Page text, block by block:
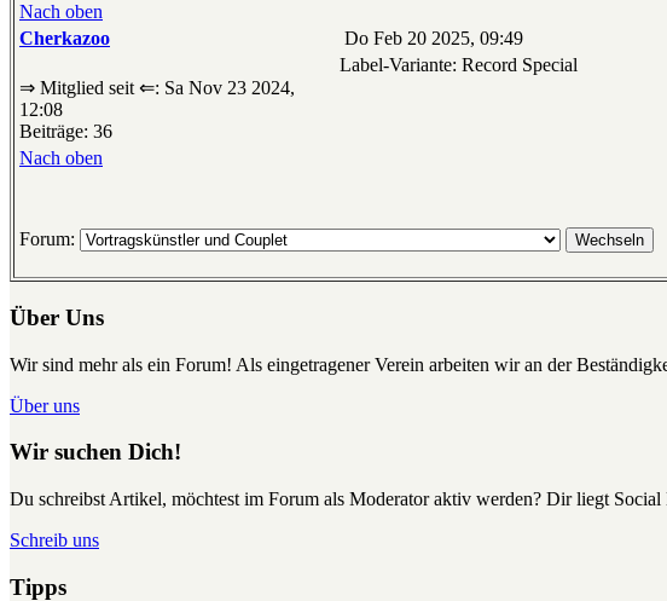
Nach oben
Cherkazoo
Do Feb 20 2025, 09:49
⇒ Mitglied seit ⇐: Sa Nov 23 2024,
12:08
Beiträge: 36
Label-Variante: Record Special
Nach oben
Forum:
Über Uns
Wir sind mehr als ein Forum! Als eingetragener Verein arbeiten wir an der
Über uns
Wir suchen Dich!
Du schreibst Artikel, möchtest im Forum als Moderator aktiv werden? Dir liegt
Schreib uns
Tipps